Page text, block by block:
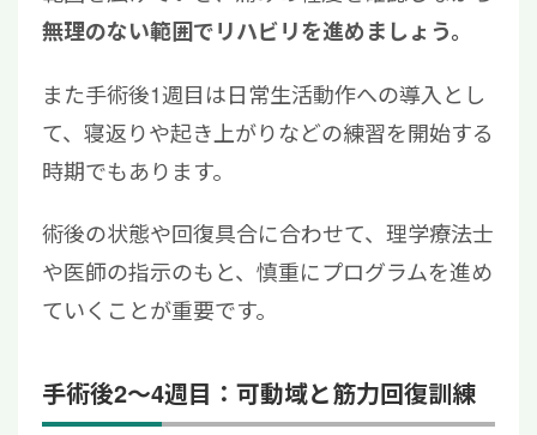
無理のない範囲でリハビリを進めましょう。
また手術後1週目は日常生活動作への導入とし
て、寝返りや起き上がりなどの練習を開始する
時期でもあります。
術後の状態や回復具合に合わせて、理学療法士
や医師の指示のもと、慎重にプログラムを進め
ていくことが重要です。
手術後2〜4週目：可動域と筋力回復訓練